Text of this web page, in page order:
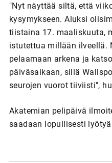
"Nyt näyttää siltä, että
kysymykseen. Aluksi
tiistaina 17. maaliskuuta,
istutettua millään ilveellä.
pelaamaan arkena ja
päiväsaikaan, sillä
seurojen vuorot tiiviisti",
Akatemian pelipäivä
saadaan lopullisesti